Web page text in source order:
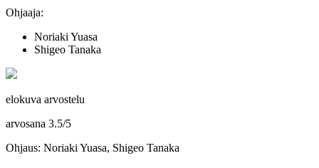
Ohjaaja:
Noriaki Yuasa
Shigeo Tanaka
elokuva arvostelu
arvosana 3.5/5
Ohjaus: Noriaki Yuasa, Shigeo Tanaka